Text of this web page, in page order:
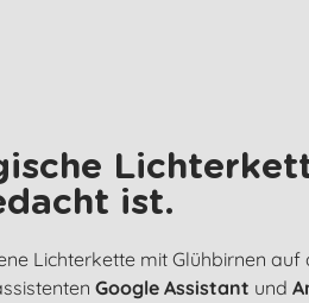
ist.
Lichterkette mit Glühbirnen
Google Assistant und